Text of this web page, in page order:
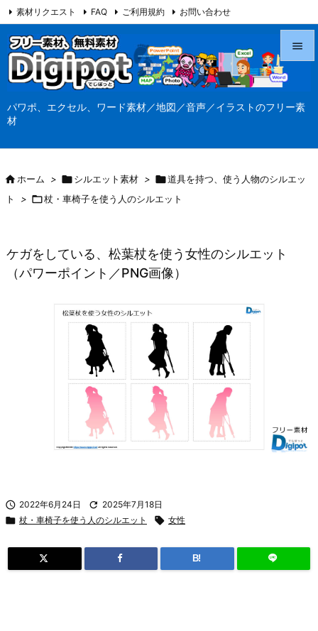
パワポ、エクセル、ワード素材／地図／音声／イラストのフリー素
材




素材リクエスト FAQ ご利用規約 お問い合わせ
当サイト（Digipot.net）について
ホーム > シルエット素材 > 道具を持つ、使う人物のシルエッ
ト
> 杖・車椅子を使う人のシルエット
ケガをしている、松葉杖を使う女性のシルエット
（パワーポイント／PNG画像）
 2022年6月24日  2025年7月18日
 杖・車椅子を使う人のシルエット  女性
B!